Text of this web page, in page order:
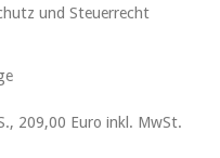
und Steuerrecht
209,00 Euro inkl. MwSt.